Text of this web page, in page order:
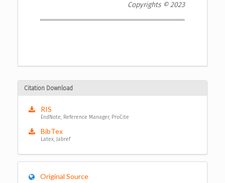
Copyrights © 2023
Citation Download
RIS
EndNote, Reference Manager, ProCite
BibTex
Latex, Jabref
Original Source